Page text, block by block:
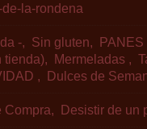
la-rondena
- Sin gluten
tienda) Mermeladas
Dulces de
Compra Desistir de un